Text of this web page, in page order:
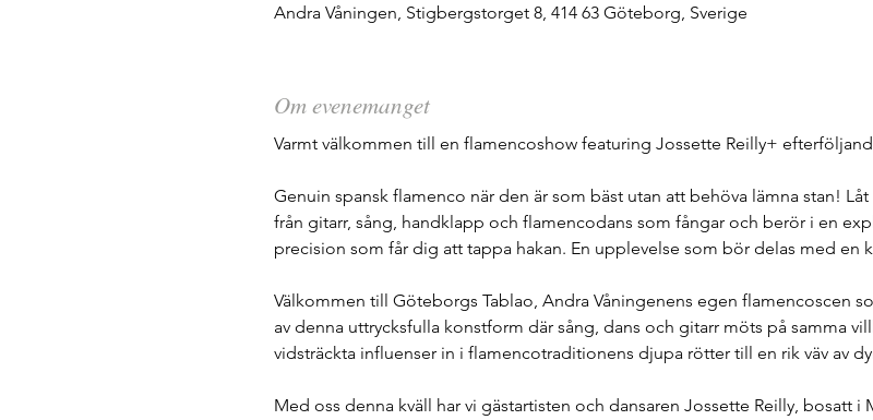
Andra Våningen, Stigbergstorget 8, 414 63 Göteborg, Sverige
Om evenemanget
Varmt välkommen till en flamencoshow featuring Jossette Reilly+
Genuin spansk flamenco när den är som bäst utan att behöva lämna stan!
från gitarr, sång, handklapp och flamencodans som fångar och berör i en
precision som får dig att tappa hakan. En upplevelse som bör delas med en
Välkommen till Göteborgs Tablao, Andra Våningenens egen flamencoscen
av denna uttrycksfulla konstform där sång, dans och gitarr möts på samma
vidsträckta influenser in i flamencotraditionens djupa rötter till en rik väv av
Med oss denna kväll har vi gästartisten och dansaren Jossette Reilly, bosatt